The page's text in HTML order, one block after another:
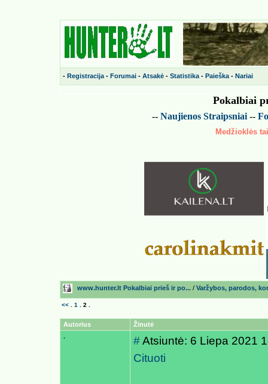
- Registracija - Forumai - Atsakė - Statistika - Paieška - Nariai
Pokalbiai
-- Naujienos Straipsniai --
Medžioklės
www.hunter.lt Pokalbiai prieš ir po... / Varžybos, parodos,
<< 1 2
Autorius
Žinutė
.
#Atsiuntė: 6 Liepa 2021
Cituoti